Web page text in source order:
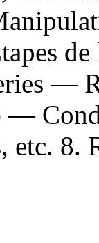
—
—
etc. 8.